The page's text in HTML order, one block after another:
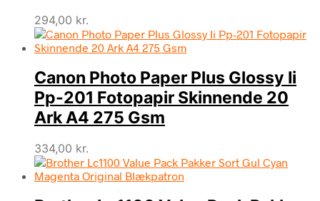
294,00 kr.
Canon Photo Paper Plus Glossy Ii
Pp-201 Fotopapir Skinnende 20
Ark A4 275 Gsm
334,00 kr.